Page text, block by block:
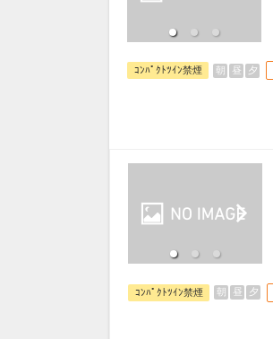
ｺﾝﾊﾟｸﾄﾂｲﾝ禁煙 朝 昼 夕
ｺﾝﾊﾟｸﾄﾂｲﾝ禁煙 朝 昼 夕